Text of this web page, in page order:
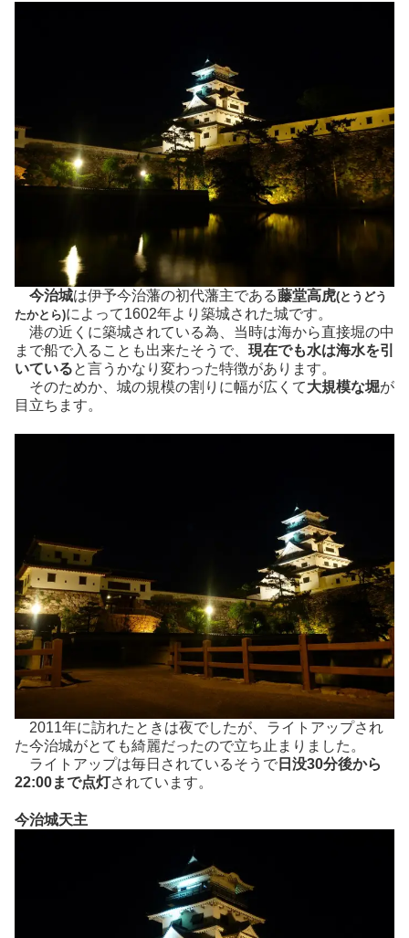
今治城は伊予今治藩の初代藩主である藤堂高虎(とうどう
たかとら)によって1602年より築城された城です。
港の近くに築城されている為、当時は海から直接堀の中
まで船で入ることも出来たそうで、 現在でも水は海水を引
いていると言うかなり変わった特徴があります。
そのためか、城の規模の割りに幅が広くて大規模な堀が
目立ちます。
2011年に訪れたときは夜でしたが、ライトアップされ
た今治城がとても綺麗だったので立ち止まりました。
ライトアップは毎日されているそうで 日没30分後から
22:00まで点灯されています。
今治城天主